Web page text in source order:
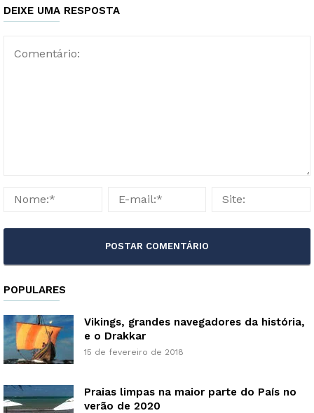
DEIXE UMA RESPOSTA
POPULARES
Vikings, grandes navegadores da história,
e o Drakkar
15 de fevereiro de 2018
Praias limpas na maior parte do País no
verão de 2020